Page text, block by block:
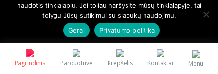
Pagrindinis Parduotuvė Krepšelis Kontaktai Menu
naudotis tinklalapiu. Jei toliau naršysite mūsų tinklalapyje, tai
tolygu Jūsų sutikimui su slapukų naudojimu.
Gerai
Privatumo politika